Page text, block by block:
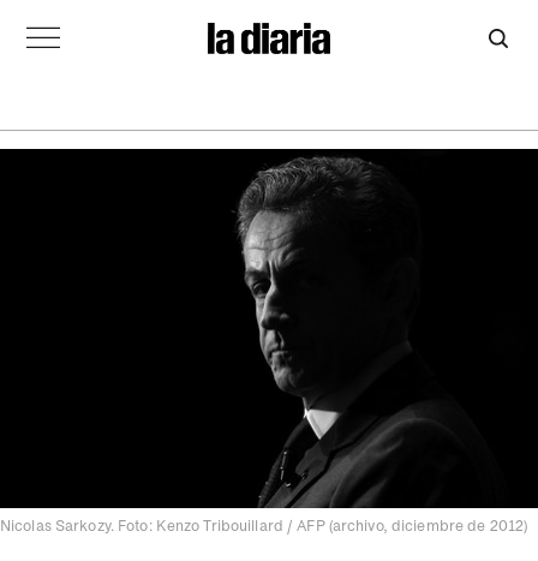
Nicolas Sarkozy. Foto: Kenzo Tribouillard / AFP (archivo, diciembre de 2012)